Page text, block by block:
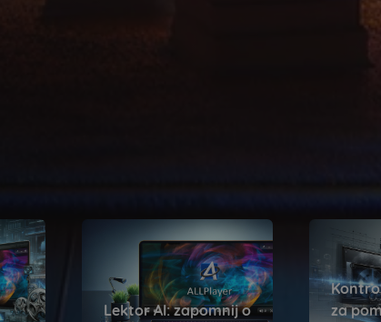
Lektor AI: zapomnij o
za